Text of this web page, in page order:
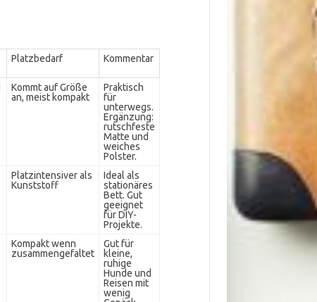
Platzbedarf Kommentar
Kommt auf Größe
an, meist kompakt
Praktisch
für
unterwegs.
Ergänzung:
rutschfeste
Matte und
weiches
Polster.
Platzintensiver als
Kunststoff
Ideal als
stationäres
Bett. Gut
geeignet
für DIY-
Projekte.
Kompakt wenn
zusammengefaltet
Gut für
kleine,
ruhige
Hunde und
Reisen mit
wenig